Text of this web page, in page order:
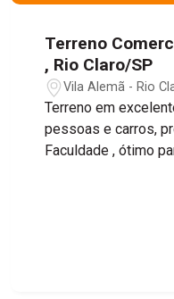
Terreno
, Rio Claro/SP
Vila Alemã - Rio
Terreno em
pessoas e carros,
Faculdade , ótimo